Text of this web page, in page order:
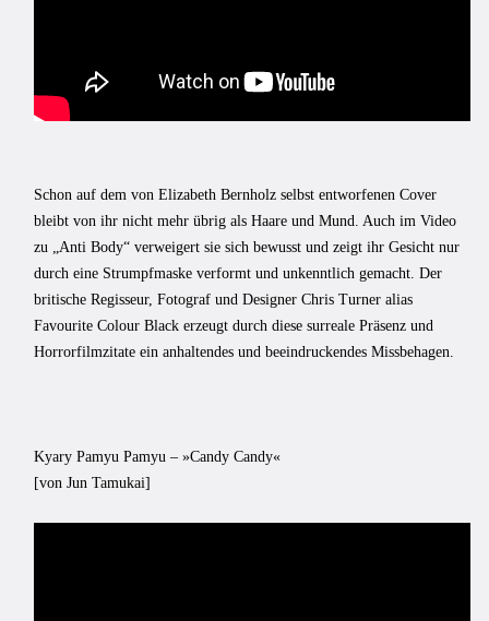
Schon auf dem von Elizabeth Bernholz selbst entworfenen Cover
bleibt von ihr nicht mehr übrig als Haare und Mund. Auch im Video
zu „Anti Body“ verweigert sie sich bewusst und zeigt ihr Gesicht nur
durch eine Strumpfmaske verformt und unkenntlich gemacht. Der
britische Regisseur, Fotograf und Designer Chris Turner alias
Favourite Colour Black erzeugt durch diese surreale Präsenz und
Horrorfilmzitate ein anhaltendes und beeindruckendes Missbehagen.
Kyary Pamyu Pamyu – »Candy Candy«
[von Jun Tamukai]